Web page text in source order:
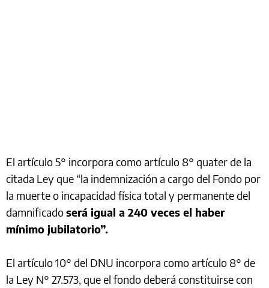
El artículo 5° incorpora como artículo 8° quater de la
citada Ley que “la indemnización a cargo del Fondo por
la muerte o incapacidad física total y permanente del
damnificadoserá igual a 240 veces el haber
mínimo jubilatorio”.
El artículo 10° del DNU incorpora como artículo 8° de
la Ley N° 27.573, que el fondo deberá constituirse con